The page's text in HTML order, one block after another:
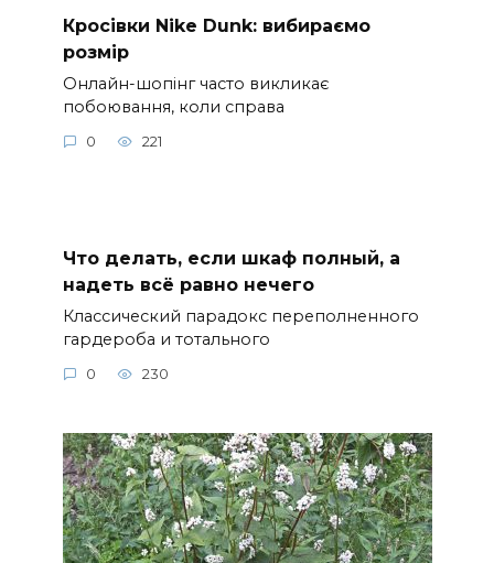
Кросівки Nike Dunk: вибираємо
розмір
Онлайн-шопінг часто викликає
побоювання, коли справа
0 221
Что делать, если шкаф полный, а
надеть всё равно нечего
Классический парадокс переполненного
гардероба и тотального
0 230